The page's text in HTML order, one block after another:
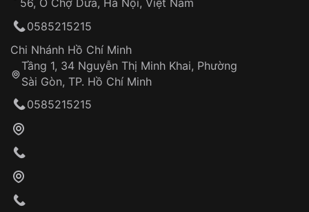
Khách hàng kiểm tra và thanh toán trực tiếp
Đảm bảo quyền lợi khách hàng
Đồng hành cùng khách hàng trong suốt quá
trình sử dụng
56, Ô Chợ Dừa, Hà Nội, Việt Nam
0585215215
Chi Nhánh Hồ Chí Minh
Tầng 1, 34 Nguyễn Thị Minh Khai, Phường
Sài Gòn, TP. Hồ Chí Minh
0585215215